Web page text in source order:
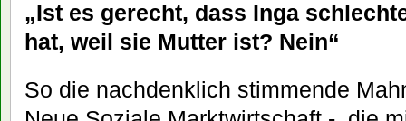
„Ist es gerecht, dass Inga
hat, weil sie Mutter ist? Nein“
So die nachdenklich stimmende